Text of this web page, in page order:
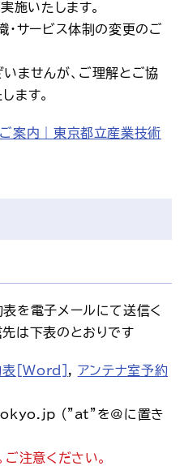
施いたします。
・サービス体制の変更のご
ませんが、ご理解とご協
ます。
案内｜東京都立産業技術
を電子メールにて送信く
は下表のとおりです
表[Word] , アンテナ室予約
("at"を@に置き
ご注意ください。